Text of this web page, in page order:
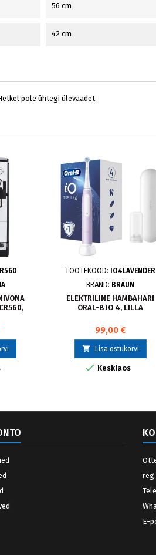
56 cm
42 cm
pole ühtegi ülevaadet
TOOTEKOOD:
IO4LAVENDER
BRÄND: BRAUN
ELEKTRILINE HAMBAHARI
ORAL-B IO 4, LILLA
99,00 €
 Lisa ostukorvi
 Kesklaos
E-